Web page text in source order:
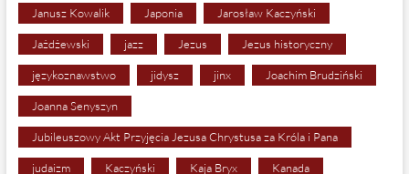
Janusz Kowalik Japonia Jarosław Kaczyński
Jażdżewski jazz Jezus Jezus historyczny
językoznawstwo jidysz jinx Joachim Brudziński
Joanna Senyszyn
Jubileuszowy Akt Przyjęcia Jezusa Chrystusa za Króla i Pana
judaizm Kaczyński Kaja Bryx Kanada